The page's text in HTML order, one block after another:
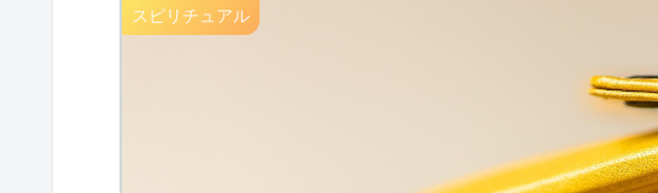
スピリチュアル